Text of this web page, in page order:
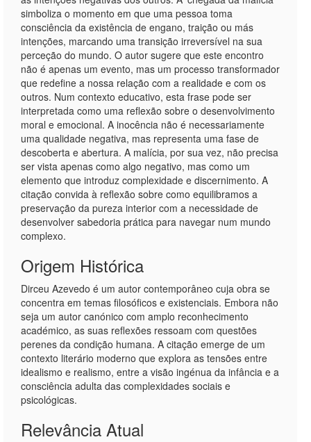
simboliza o momento em que uma pessoa toma
consciência da existência de engano, traição ou más
intenções, marcando uma transição irreversível na sua
perceção do mundo. O autor sugere que este encontro
não é apenas um evento, mas um processo transformador
que redefine a nossa relação com a realidade e com os
outros. Num contexto educativo, esta frase pode ser
interpretada como uma reflexão sobre o desenvolvimento
moral e emocional. A inocência não é necessariamente
uma qualidade negativa, mas representa uma fase de
descoberta e abertura. A malícia, por sua vez, não precisa
ser vista apenas como algo negativo, mas como um
elemento que introduz complexidade e discernimento. A
citação convida à reflexão sobre como equilibramos a
preservação da pureza interior com a necessidade de
desenvolver sabedoria prática para navegar num mundo
complexo.
Origem Histórica
Dirceu Azevedo é um autor contemporâneo cuja obra se
concentra em temas filosóficos e existenciais. Embora não
seja um autor canónico com amplo reconhecimento
académico, as suas reflexões ressoam com questões
perenes da condição humana. A citação emerge de um
contexto literário moderno que explora as tensões entre
idealismo e realismo, entre a visão ingénua da infância e a
consciência adulta das complexidades sociais e
psicológicas.
Relevância Atual